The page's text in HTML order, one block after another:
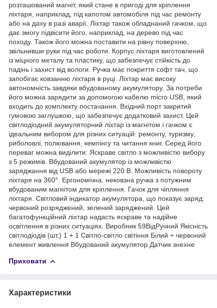
розташований магніт, який стане в пригоді для кріплення
ліхтаря, наприклад, під капотом автомобіля під час ремонту
або на даху в разі аварії. Ліхтар також обладнаний гачком, що
дає змогу підвісити його, наприклад, на дерево під час
походу. Також його можна поставити на рівну поверхню,
звільнивши руки під час роботи. Корпус ліхтаря виготовлений
із міцного металу та пластику, що забезпечує стійкість до
падінь і захист від вологи. Ручка має покриття софт тач, що
запобігає ковзанню ліхтаря в руці. Ліхтар має високу
автономність завдяки вбудованому акумулятору. За потреби
його можна зарядити за допомогою кабелю micro USB, який
входить до комплекту постачання. Вхідний порт закритий
гумовою заглушкою, що забезпечує додатковий захист. Цей
світлодіодний акумуляторний ліхтар із магнітом і гачком є
ідеальним вибором для різних ситуацій: ремонту, туризму,
риболовлі, полювання, кемпінгу та читання книг. Серед його
переваг можна виділити: Яскраве світло з можливістю вибору
з 5 режимів. Вбудований акумулятор із можливістю
заряджання від USB або мережі 220 В. Можливість повороту
ліхтаря на 360°. Ергономічна, нековзна ручка з потужним
вбудованим магнітом для кріплення. Гачок для чіпляння
ліхтаря. Світловий індикатор акумулятора, що показує заряд:
червоний розряджений, зелений заряджений. Цей
багатофункційний ліхтар надасть яскраве та надійне
освітлення в різних ситуаціях. Виробник 59ВідРучний Якісність
світлодіодів (шт.) 1 + 1 Світло-світло світіння Білий + червоний
елемент живлення Вбудований акумулятор Датчик знехне
Приховати
Характеристики